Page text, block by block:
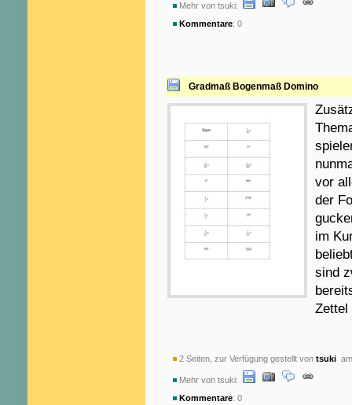
Mehr von tsuki:
Kommentare: 0
Gradmaß Bogenmaß Domino
vor
der
im
sind
Zettel
2 Seiten, zur Verfügung gestellt von tsuki
Mehr von tsuki:
Kommentare: 0